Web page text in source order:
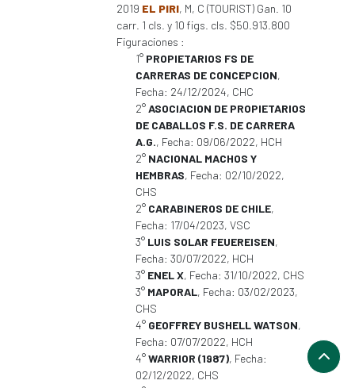
2019 EL PIRI, M, C (TOURIST) Gan. 10
carr. 1 cls. y 10 figs. cls. $50.913.800
Figuraciones :
1° PROPIETARIOS FS DE
CARRERAS DE CONCEPCION,
Fecha: 24/12/2024, CHC
2°ASOCIACION DE PROPIETARIOS
DE CABALLOS F.S. DE CARRERA
A.G., Fecha: 09/06/2022, HCH
2° NACIONAL MACHOS Y
HEMBRAS, Fecha: 02/10/2022,
CHS
2° CARABINEROS DE CHILE,
Fecha: 17/04/2023, VSC
3° LUIS SOLAR FEUEREISEN,
Fecha: 30/07/2022, HCH
3° ENEL X, Fecha: 31/10/2022, CHS
3° MAPORAL, Fecha: 03/02/2023,
CHS
4° GEOFFREY BUSHELL WATSON,
Fecha: 07/07/2022, HCH
4°WARRIOR (1987), Fecha:
02/12/2022, CHS